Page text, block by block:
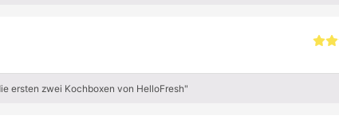
ersten zwei Kochboxen von HelloFresh"